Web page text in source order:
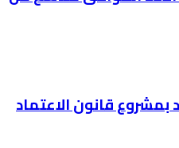
يُقر 6 مواد بمشروع قانون الاعتماد